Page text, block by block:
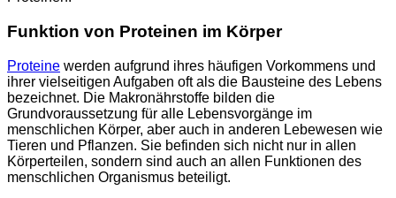
Funktion von Proteinen im Körper
Proteine werden aufgrund ihres häufigen Vorkommens und
ihrer vielseitigen Aufgaben oft als die Bausteine des Lebens
bezeichnet. Die Makronährstoffe bilden die
Grundvoraussetzung für alle Lebensvorgänge im
menschlichen Körper, aber auch in anderen Lebewesen wie
Tieren und Pflanzen. Sie befinden sich nicht nur in allen
Körperteilen, sondern sind auch an allen Funktionen des
menschlichen Organismus beteiligt.